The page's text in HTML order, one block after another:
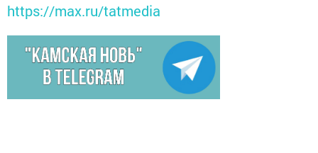
https://max.ru/tatmedia